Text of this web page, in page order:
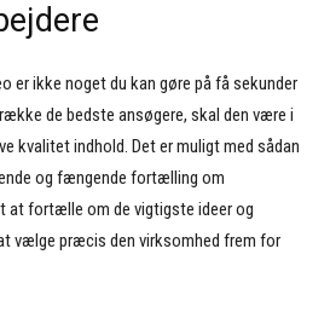
er ikke noget du kan gøre på få sekunder
de bedste ansøgere, skal den være i
kvalitet indhold. Det er muligt med sådan
og fængende fortælling om
at fortælle om de vigtigste ideer og
vælge præcis den virksomhed frem for